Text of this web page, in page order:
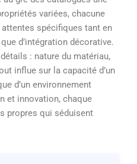
variées, chacune
spécifiques tant en
d’intégration décorative.
: nature du matériau,
influe sur la capacité d’un
d’un environnement
et innovation, chaque
propres qui séduisent